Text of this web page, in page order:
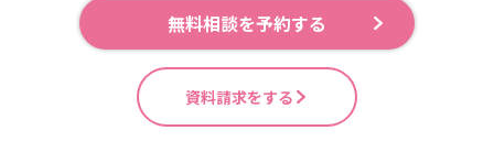
無料相談を予約する
資料請求をする